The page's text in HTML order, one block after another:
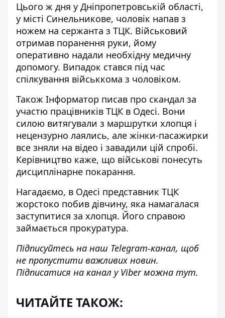
Цього ж дня у Дніпропетровській області,
у місті Синельникове, чоловік напав з
ножем на сержанта з ТЦК. Військовий
отримав поранення руки, йому
оперативно надали необхідну медичну
допомогу. Випадок стався під час
спілкування військкома з чоловіком.
Також Інформатор писав про скандал за
участю працівників ТЦК в Одесі. Вони
силою витягували з маршрутки хлопця і
нецензурно лаялись, але жінки-пасажирки
все зняли на відео і завадили цій спробі.
Керівництво каже, що військові понесуть
дисциплінарне покарання.
Нагадаємо, в Одесі представник ТЦК
жорстоко побив дівчину, яка намагалася
заступитися за хлопця. Його справою
займається прокуратура.
Підписуйтесь на наш Telegram-канал, щоб
не пропустити важливих новин.
Підписатися на канал у Viber можна тут.
ЧИТАЙТЕ ТАКОЖ: